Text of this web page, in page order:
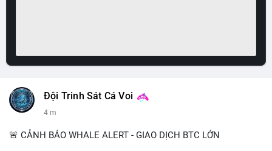
Đội Trinh Sát Cá Voi
4 m
🚨 CẢNH BÁO WHALE ALERT - GIAO DỊCH BTC LỚN